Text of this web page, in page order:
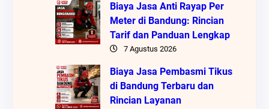
Biaya Jasa Anti Rayap Per
Meter di Bandung: Rincian
Tarif dan Panduan Lengkap
7 Agustus 2026
Biaya Jasa Pembasmi Tikus
di Bandung Terbaru dan
Rincian Layanan